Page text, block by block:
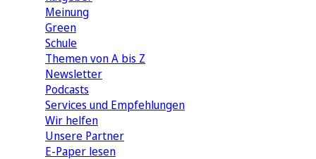
Meinung
Green
Schule
Themen von A bis Z
Newsletter
Podcasts
Services und Empfehlungen
Wir helfen
Unsere Partner
E-Paper lesen